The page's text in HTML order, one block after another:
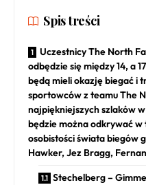
Spis treści
Uczestnicy The North
odbędzie się między 14, a
będą mieli okazję biegać i
sportowców z teamu The
najpiękniejszych szlaków
będzie można odkrywać
osobistości świata biegów
Hawker, Jez Bragg,
Stechelberg –